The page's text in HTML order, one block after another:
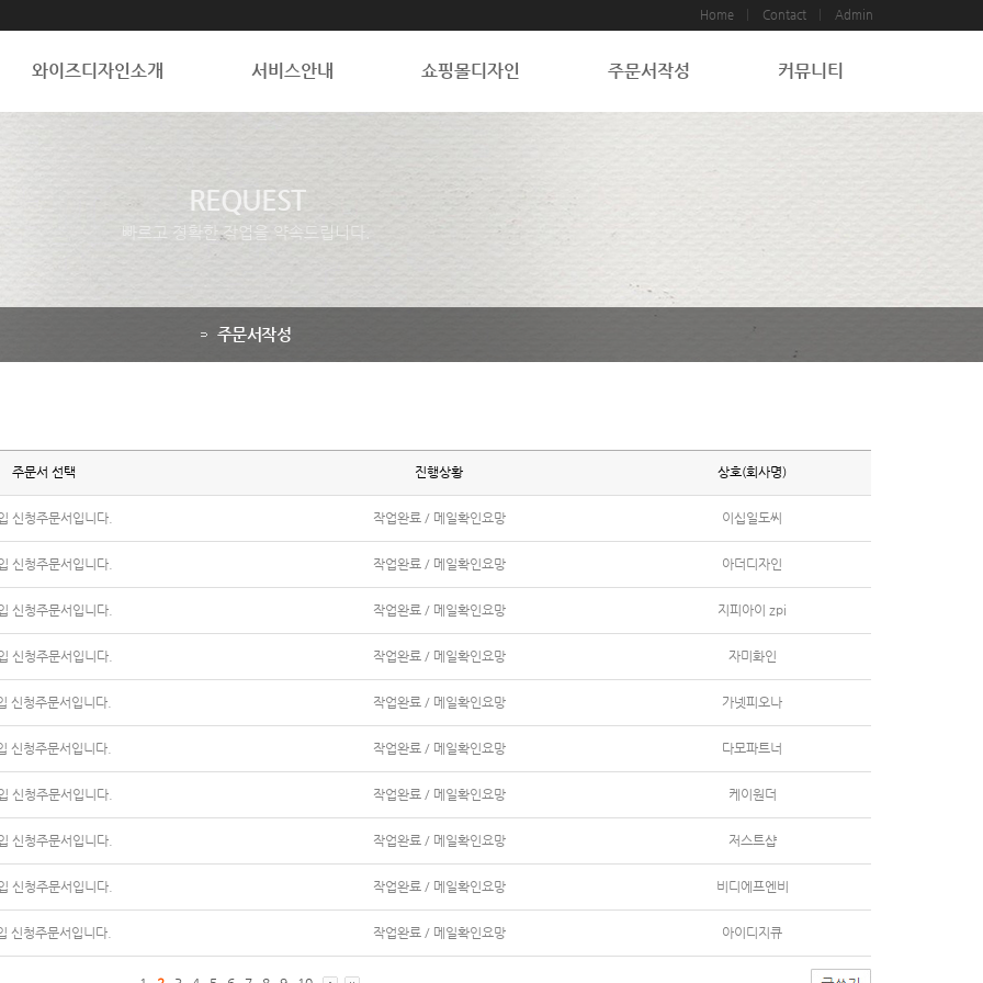
Home Contact Admin
와이즈디자인소개 서비스안내 쇼핑몰디자인 주문서작성 커뮤니티
REQUEST
빠르고 정확한 작업을 약속드립니다.
주문서작성
주문서 선택 진행상황 상호(회사명)
신청주문서입니다. 작업완료 / 메일확인요망 이십일도씨
신청주문서입니다. 작업완료 / 메일확인요망 아더디자인
신청주문서입니다. 작업완료 / 메일확인요망 지피아이 zpi
신청주문서입니다. 작업완료 / 메일확인요망 자미화인
신청주문서입니다. 작업완료 / 메일확인요망 가넷피오나
신청주문서입니다. 작업완료 / 메일확인요망 다모파트너
신청주문서입니다. 작업완료 / 메일확인요망 케이원더
신청주문서입니다. 작업완료 / 메일확인요망 저스트샵
신청주문서입니다. 작업완료 / 메일확인요망 비디에프엔비
신청주문서입니다. 작업완료 / 메일확인요망 아이디지큐